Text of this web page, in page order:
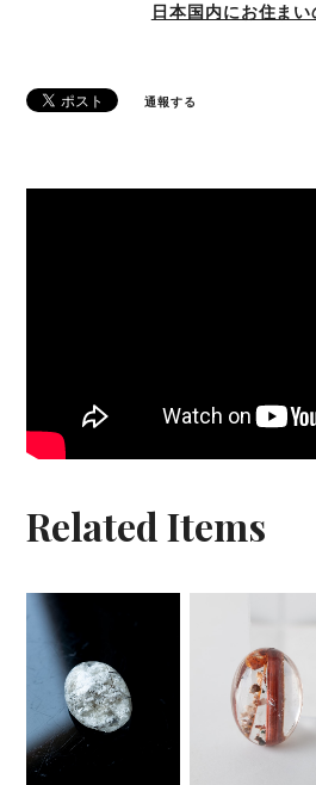
日本国内にお住ま
通報する
Related Items